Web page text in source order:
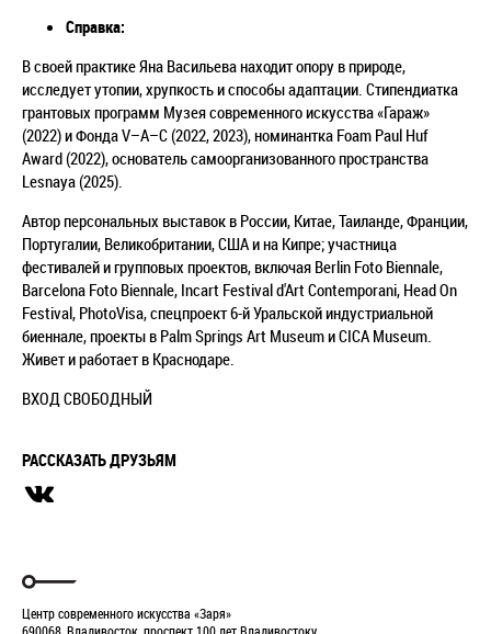
Справка:
В своей практикеЯна Васильеванаходит опору в природе,
исследует утопии, хрупкость и способы адаптации. Стипендиатка
грантовых программ Музея современного искусства «Гараж»
(2022) и Фонда V–A–C (2022, 2023), номинантка Foam Paul Huf
Award (2022), основатель самоорганизованного пространства
Lesnaya (2025).
Автор персональных выставок в России, Китае, Таиланде, Франции,
Португалии, Великобритании, США и на Кипре; участница
фестивалей и групповых проектов, включая Berlin Foto Biennale,
Barcelona Foto Biennale, Incart Festival d'Art Contemporani, Head On
Festival, PhotoVisa, спецпроект 6-й Уральской индустриальной
биеннале, проекты в Palm Springs Art Museum и CICA Museum.
Живет и работает в Краснодаре.
ВХОД СВОБОДНЫЙ
РАССКАЗАТЬ ДРУЗЬЯМ
Центр современного искусства «Заря»